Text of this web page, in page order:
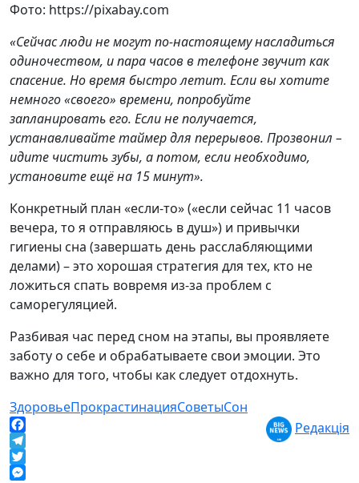
Фото: https://pixabay.com
«Сейчас люди не могут по-настоящему насладиться
одиночеством, и пара часов в телефоне звучит как
спасение. Но время быстро летит. Если вы хотите
немного «своего» времени, попробуйте
запланировать его. Если не получается,
устанавливайте таймер для перерывов. Прозвонил –
идите чистить зубы, а потом, если необходимо,
установите ещё на 15 минут».
Конкретный план «если-то» («если сейчас 11 часов
вечера, то я отправляюсь в душ») и привычки
гигиены сна (завершать день расслабляющими
делами) – это хорошая стратегия для тех, кто не
ложиться спать вовремя из-за проблем с
саморегуляцией.
Разбивая час перед сном на этапы, вы проявляете
заботу о себе и обрабатываете свои эмоции. Это
важно для того, чтобы как следует отдохнуть.
ЗдоровьеПрокрастинацияСоветыСон
Facebook
Telegram
Twitter
Редакція